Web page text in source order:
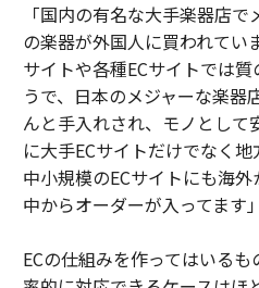
「国内の有名な大手楽器店
の楽器が外国人に買われてい
サイトや各種ECサイトでは
うで、日本のメジャーな楽器
んと手入れされ、モノとして
に大手ECサイトだけでなく
中小規模のECサイトにも海
中からオーダーが入ってます」
ECの仕組みを作ってはいる